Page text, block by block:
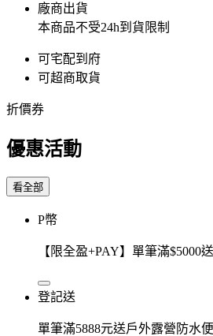
廠商出貨
本商品不受24h到貨限制
可宅配到府
可超商取貨
折價券
優惠活動
看全部
P幣
【限全盈+PAY】單筆滿$5000
登記送
單筆滿5888元送戶外露營防水